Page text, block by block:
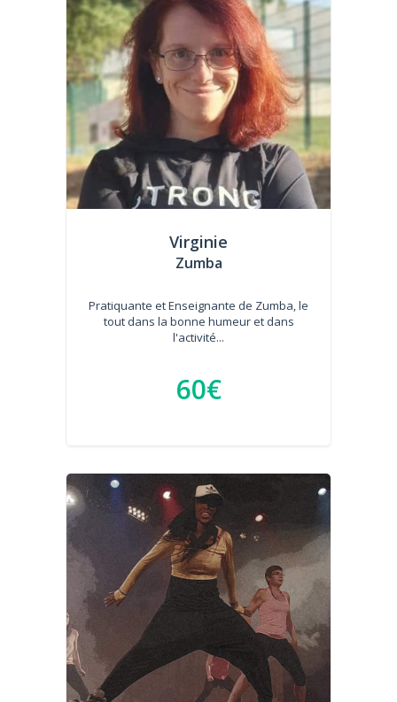
Virginie
Zumba
Pratiquante et Enseignante de Zumba, le
tout dans la bonne humeur et dans
l'activité...
60€